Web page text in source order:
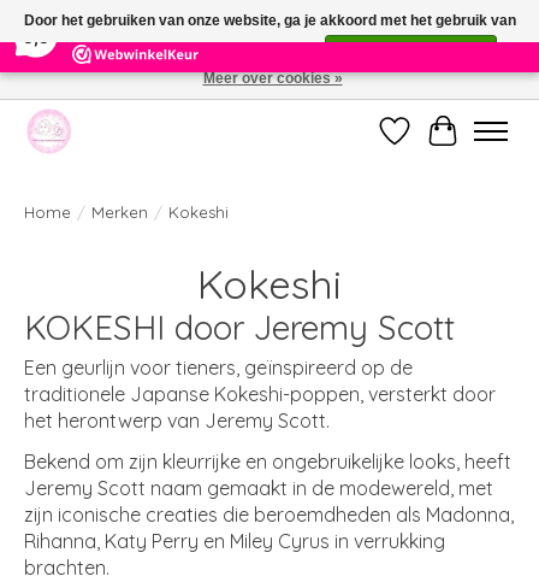
391 Reviews ×
Welkom bij de nieuwe webshop van Parfumerie Marie Rose
Verlanglijst
Home / Merken / Kokeshi
Kokeshi
KOKESHI door Jeremy Scott
Een geurlijn voor tieners, geïnspireerd op de
traditionele Japanse Kokeshi-poppen, versterkt door
het herontwerp van Jeremy Scott.
Bekend om zijn kleurrijke en ongebruikelijke looks, heeft
Jeremy Scott naam gemaakt in de modewereld, met
zijn iconische creaties die beroemdheden als Madonna,
Rihanna, Katy Perry en Miley Cyrus in verrukking
brachten.
Door het gebruiken van onze website, ga je akkoord met het gebruik van
cookies om onze website te verbeteren.
Meer over cookies »